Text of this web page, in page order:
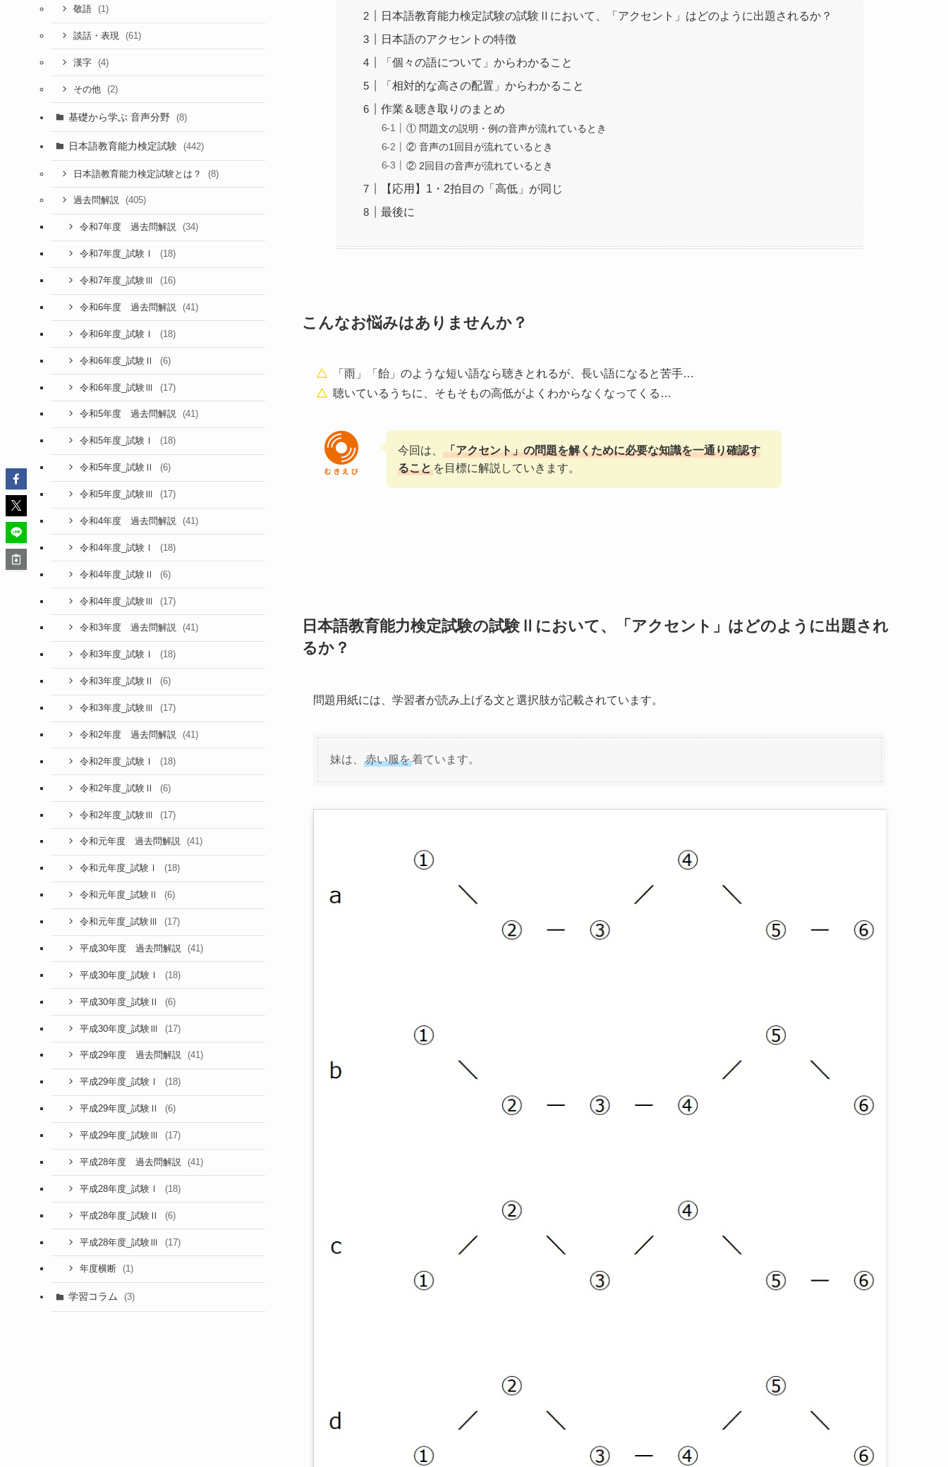
日本語教育能力検定試験の試験Ⅱにおいて、「アクセント」はどのように出題されるか？
日本語のアクセントの特徴
「個々の語について」からわかること
「相対的な高さの配置」からわかること
作業＆聴き取りのまとめ
① 問題文の説明・例の音声が流れているとき
② 音声の1回目が流れているとき
② 2回目の音声が流れているとき
【応用】1・2拍目の「高低」が同じ
最後に
こんなお悩みはありませんか？
「雨」「飴」のような短い語なら聴きとれるが、長い語になると苦手…
聴いているうちに、そもそもの高低がよくわからなくなってくる…
今回は、
「アクセント」の問題を解くために必要な知識を一通り確認す
ること を目標に解説していきます。
日本語教育能力検定試験の試験Ⅱにおいて、「アクセント」はどのように出題され
るか？
問題用紙には、学習者が読み上げる文と選択肢が記載されています。
妹は、 赤い服を着ています。
敬語 (1)
談話・表現 (61)
漢字 (4)
その他 (2)
基礎から学ぶ 音声分野 (8)
日本語教育能力検定試験 (442)
日本語教育能力検定試験とは？ (8)
過去問解説 (405)
令和7年度 過去問解説 (34)
令和7年度_試験Ⅰ (18)
令和7年度_試験Ⅲ (16)
令和6年度 過去問解説 (41)
令和6年度_試験Ⅰ (18)
令和6年度_試験Ⅱ (6)
令和6年度_試験Ⅲ (17)
令和5年度 過去問解説 (41)
令和5年度_試験Ⅰ (18)
令和5年度_試験Ⅱ (6)
令和5年度_試験Ⅲ (17)
令和4年度 過去問解説 (41)
令和4年度_試験Ⅰ (18)
令和4年度_試験Ⅱ (6)
令和4年度_試験Ⅲ (17)
令和3年度 過去問解説 (41)
令和3年度_試験Ⅰ (18)
令和3年度_試験Ⅱ (6)
令和3年度_試験Ⅲ (17)
令和2年度 過去問解説 (41)
令和2年度_試験Ⅰ (18)
令和2年度_試験Ⅱ (6)
令和2年度_試験Ⅲ (17)
令和元年度 過去問解説 (41)
令和元年度_試験Ⅰ (18)
令和元年度_試験Ⅱ (6)
令和元年度_試験Ⅲ (17)
平成30年度 過去問解説 (41)
平成30年度_試験Ⅰ (18)
平成30年度_試験Ⅱ (6)
平成30年度_試験Ⅲ (17)
平成29年度 過去問解説 (41)
平成29年度_試験Ⅰ (18)
平成29年度_試験Ⅱ (6)
平成29年度_試験Ⅲ (17)
平成28年度 過去問解説 (41)
平成28年度_試験Ⅰ (18)
平成28年度_試験Ⅱ (6)
平成28年度_試験Ⅲ (17)
年度横断 (1)
学習コラム (3)